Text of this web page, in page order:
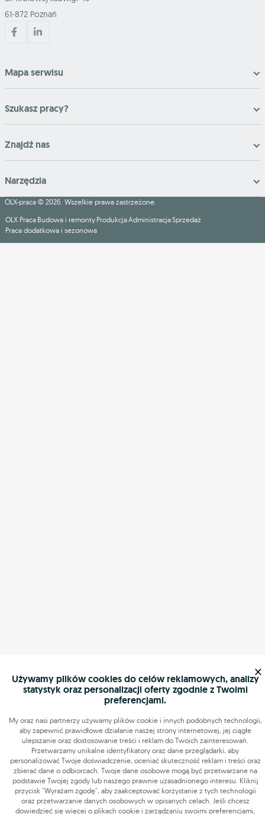
61-872 Poznań
Mapa serwisu
Szukasz pracy?
Znajdź nas
Narzędzia
OLX-praca © 2026. Wszelkie prawa zastrzeżone.
OLX Praca Budowa i remonty ProdukcjaAdministracjaSprzedaż
Praca dodatkowa i sezonowa
Używamy plików cookies do celów reklamowych, analizy
statystyk oraz personalizacji oferty zgodnie z Twoimi
preferencjami.
My oraz nasi partnerzy używamy plików cookie i innych podobnych technologii,
aby zapewnić prawidłowe działanie naszej strony internetowej, jej ciągłe
ulepszanie oraz dostosowanie treści i reklam do Twoich zainteresowań.
Przetwarzamy unikalne identyfikatory oraz dane przeglądarki, aby
personalizować Twoje doświadczenie, oceniać skuteczność reklam i treści oraz
zbierać dane o odbiorcach. Twoje dane osobowe mogą być przetwarzane na
podstawie Twojej zgody lub naszego prawnie uzasadnionego interesu. Kliknij
przycisk "Wyrażam zgodę", aby zaakceptować korzystanie z tych technologii
oraz przetwarzanie danych osobowych w opisanych celach. Jeśli chcesz
dowiedzieć się więcej o plikach cookie i zarządzaniu swoimi preferencjami,
×